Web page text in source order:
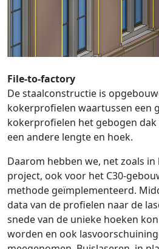
File-to-factory
De staalconstructie is
kokerprofielen waartussen een
kokerprofielen het gebogen
een andere lengte en hoek.
Daarom hebben we, net zoals
project, ook voor het C30-
methode geïmplementeerd.
data van de profielen naar de
snede van de unieke hoeken
worden en ook